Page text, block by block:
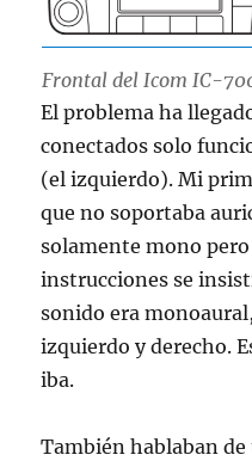
Frontal del Icom IC-
El problema ha
conectados solo
(el izquierdo). Mi
que no soportaba
solamente mono
instrucciones se
sonido era
izquierdo y derecho.
iba.
También hablaban